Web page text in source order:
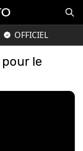
OFFICIEL
le